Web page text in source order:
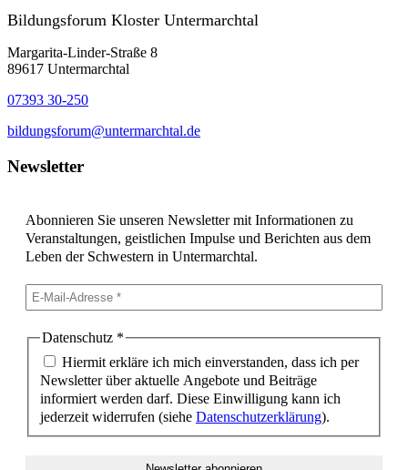
Bildungsforum Kloster Untermarchtal
Margarita-Linder-Straße 8
89617 Untermarchtal
07393 30-250
bildungsforum@untermarchtal.de
Newsletter
Abonnieren Sie unseren Newsletter mit Informationen zu
Veranstaltungen, geistlichen Impulse und Berichten aus dem
Leben der Schwestern in Untermarchtal.
Datenschutz *
Hiermit erkläre ich mich einverstanden, dass ich per
Newsletter über aktuelle Angebote und Beiträge
informiert werden darf. Diese Einwilligung kann ich
jederzeit widerrufen (siehe Datenschutzerklärung).